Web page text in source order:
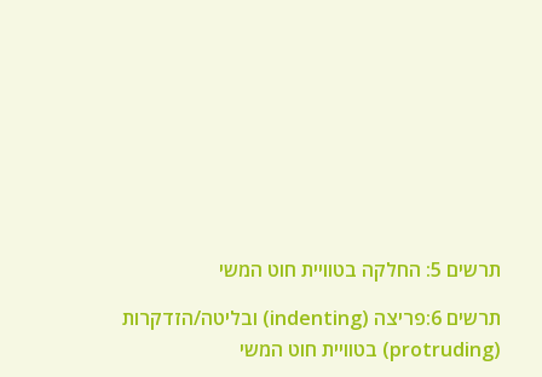
תרשים 5: החלקה בטוויית חוט המשי
תרשים 6:פריצה (indenting) ובליטה/הזדקרות
(protruding) בטוויית חוט המשי